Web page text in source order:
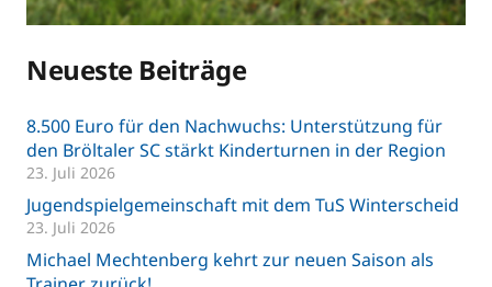
Neueste Beiträge
8.500 Euro für den Nachwuchs: Unterstützung für
den Bröltaler SC stärkt Kinderturnen in der Region
23. Juli 2026
Jugendspielgemeinschaft mit dem TuS Winterscheid
23. Juli 2026
Michael Mechtenberg kehrt zur neuen Saison als